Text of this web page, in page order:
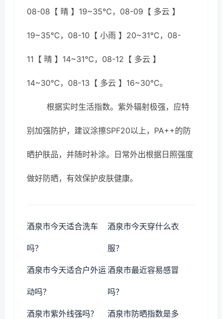
08-08【 晴 】19~35℃，08-09【 多云 】
19~35℃，08-10【 小雨 】20~31℃，08-
11【 晴 】14~31℃，08-12【 多云 】
14~30℃，08-13【 多云 】16~30℃。
根据实时生活指数。紫外辐射极强，应特
别加强防护，建议涂擦SPF20以上，PA++的防
晒护肤品，并随时补涂。日常外出根据日照强度
做好防晒，有效保护皮肤健康。
酒泉市今天适合洗车
吗？
酒泉市今天穿什么衣
服？
酒泉市今天适合户外运
动吗？
酒泉市最近容易感冒
吗？
酒泉市紫外线强吗？ 酒泉市防晒指数是多